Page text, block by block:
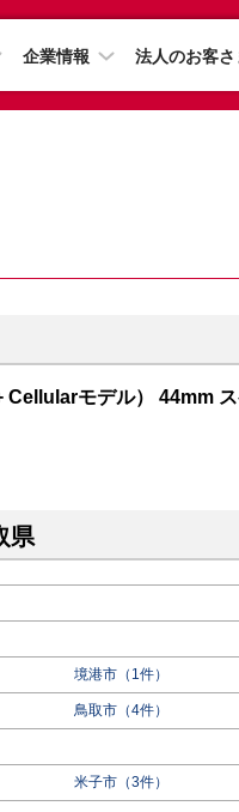
企業情報 法人のお客さ
モデル） 44mm
県
境港市（1件）
鳥取市（4件）
米子市（3件）